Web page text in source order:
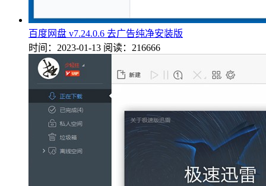
百度网盘 v7.24.0.6 去广告纯净安装版
时间：2023-01-13 阅读：216666